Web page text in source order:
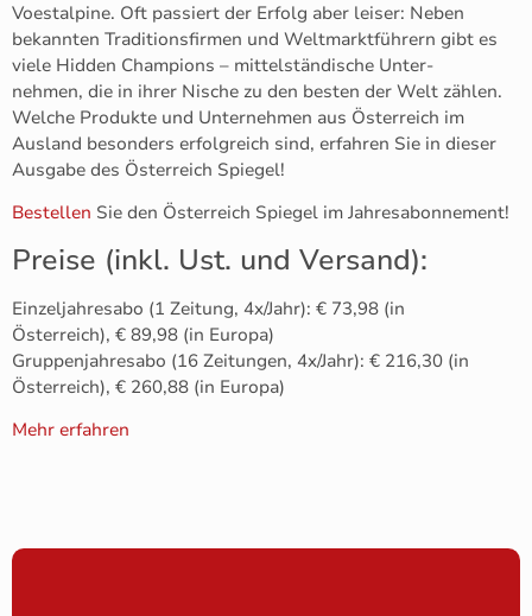
Voestalpine. Oft passiert der Erfolg aber leiser: Neben
bekannten Traditionsfirmen und Weltmarktführern gibt es
viele Hidden Champions – mittelständische Unter-
nehmen, die in ihrer Nische zu den besten der Welt zählen.
Welche Produkte und Unternehmen aus Österreich im
Ausland besonders erfolgreich sind, erfahren Sie in dieser
Ausgabe des Österreich Spiegel!
Bestellen Sie den Österreich Spiegel im Jahresabonnement!
Preise (inkl. Ust. und Versand):
Einzeljahresabo (1 Zeitung, 4x/Jahr): € 73,98 (in
Österreich), € 89,98 (in Europa)
Gruppenjahresabo (16 Zeitungen, 4x/Jahr): € 216,30 (in
Österreich), € 260,88 (in Europa)
Mehr erfahren